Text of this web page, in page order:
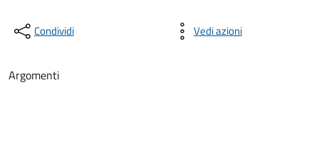
Condividi Vedi azioni
Argomenti